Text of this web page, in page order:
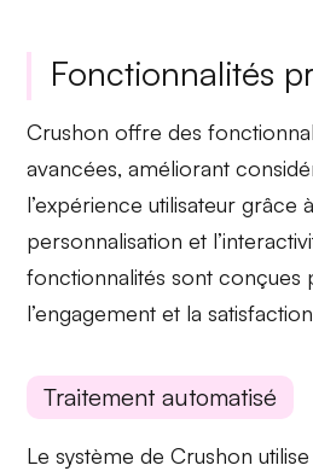
Fonctionnalités
Crushon offre des
avancées, améliorant
l’expérience utilisateur grâce à
personnalisation et
fonctionnalités sont conçues
l’engagement et la
Traitement automatisé
Le système de Crushon